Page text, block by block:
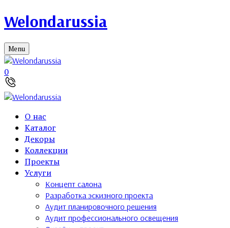
Welondarussia
Menu
0
О нас
Каталог
Декоры
Коллекции
Проекты
Услуги
Концепт салона
Разработка эскизного проекта
Аудит планировочного решения
Аудит профессионального освещения